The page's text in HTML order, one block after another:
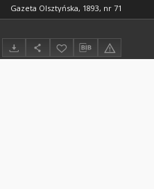
Gazeta Olsztyńska, 1893, nr 71